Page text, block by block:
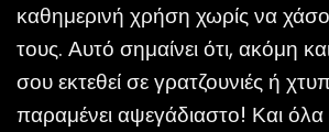
καθημερινή χρήση χωρίς να
τους. Αυτό σημαίνει ότι, ακόμη
σου εκτεθεί σε γρατζουνιές ή
παραμένει αψεγάδιαστο! Και